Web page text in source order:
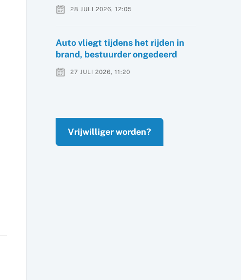
28 JULI 2026, 12:05
Auto vliegt tijdens het rijden in
brand, bestuurder ongedeerd
27 JULI 2026, 11:20
Vrijwilliger worden?